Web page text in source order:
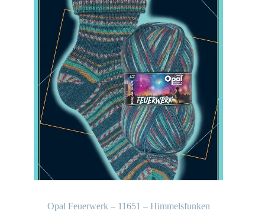
Opal Feuerwerk – 11651 – Himmelsfunken